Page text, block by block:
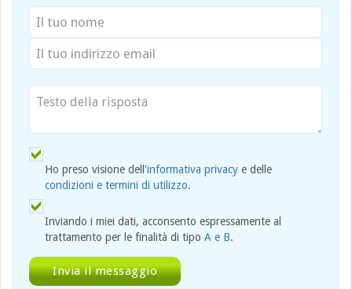
Ho preso visione dell'informativa privacy e delle
condizioni e termini di utilizzo.
Inviando i miei dati, acconsento espressamente al
trattamento per le finalità di tipo A e B.